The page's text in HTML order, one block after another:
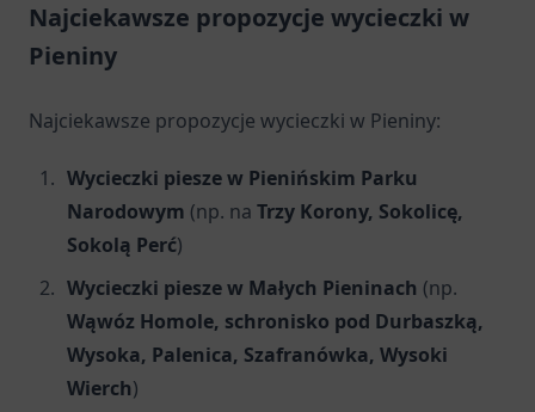
Najciekawsze propozycje wycieczki w
Pieniny
Najciekawsze propozycje wycieczki w Pieniny:
Wycieczki piesze w Pienińskim Parku
Narodowym (np. na Trzy Korony, Sokolicę,
Sokolą Perć)
Wycieczki piesze w Małych Pieninach (np.
Wąwóz Homole, schronisko pod Durbaszką,
Wysoka, Palenica, Szafranówka, Wysoki
Wierch)